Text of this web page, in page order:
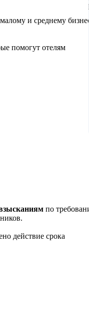
и среднему
помогут отелям
по
действие срока